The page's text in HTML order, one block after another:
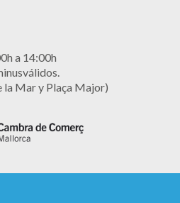
a 14:00h
la Mar y Plaça Major)